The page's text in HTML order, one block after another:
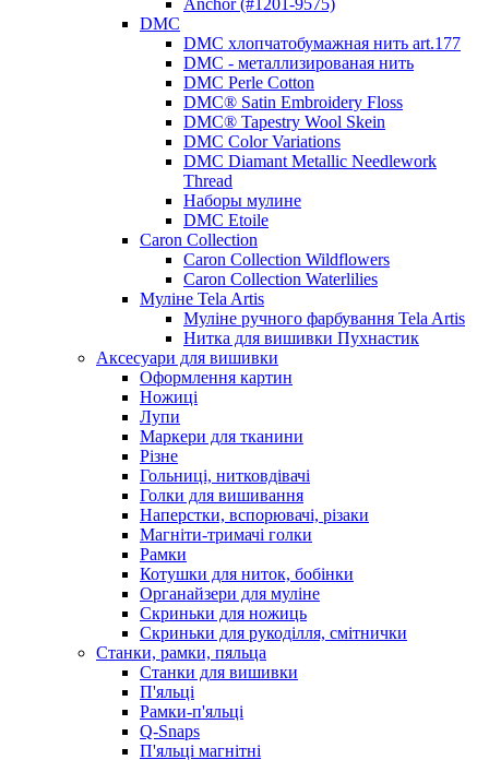
DMC
DMC хлопчатобумажная нить art.177
DMC - металлизированая нить
DMC Perle Cotton
DMC® Satin Embroidery Floss
DMC® Tapestry Wool Skein
DMC Color Variations
DMC Diamant Metallic Needlework
Thread
Наборы мулине
DMC Etoile
Caron Collection
Caron Collection Wildflowers
Caron Collection Waterlilies
Муліне Tela Artis
Муліне ручного фарбування Tela Artis
Нитка для вишивки Пухнастик
Аксесуари для вишивки
Оформлення картин
Ножиці
Лупи
Маркери для тканини
Різне
Гольниці, нитковдівачі
Голки для вишивання
Наперстки, вспорювачі, різаки
Магніти-тримачі голки
Рамки
Котушки для ниток, бобінки
Органайзери для муліне
Скриньки для ножиць
Скриньки для рукоділля, смітнички
Станки, рамки, пяльца
Станки для вишивки
П'яльці
Рамки-п'яльці
Q-Snaps
П'яльці магнітні